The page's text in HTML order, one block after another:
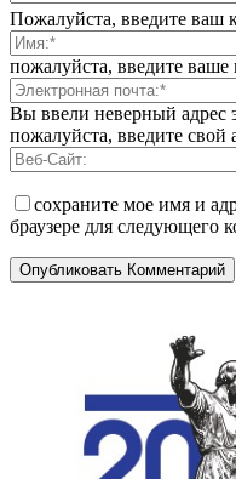
Пожалуйста, введите ваш
пожалуйста, введите ваше
Вы ввели неверный адрес
пожалуйста, введите свой
сохраните мое имя и
браузере для следующего